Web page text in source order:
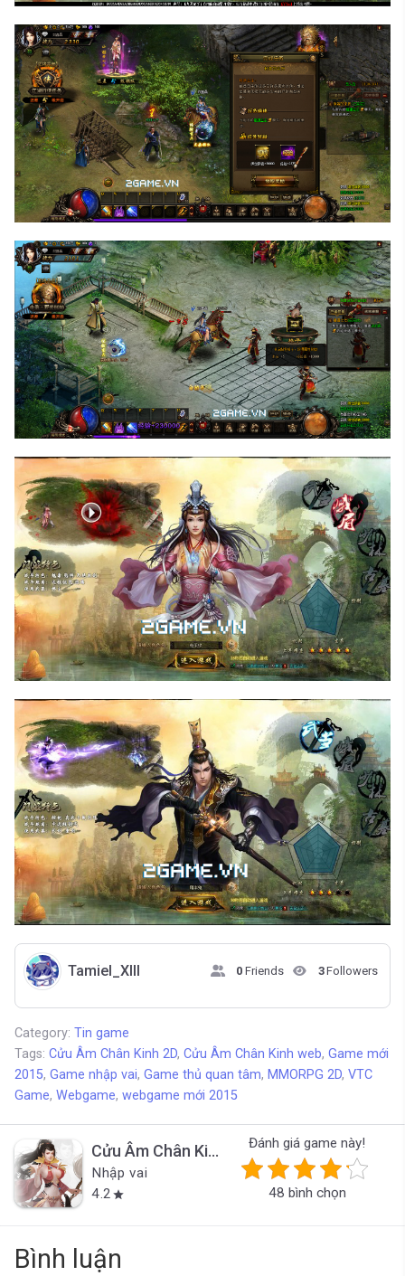
Tamiel_XIII 0 Friends 3Followers
Category: Tin game
Tags: Cửu Âm Chân Kinh 2D, Cửu Âm Chân Kinh web, Game mới
2015, Game nhập vai, Game thủ quan tâm, MMORPG 2D, VTC
Game, Webgame, webgame mới 2015
Cửu Âm Chân Kinh web *Đã đóng cửa*
Nhập vai
4.2 star
Đánh giá game này!
48 bình chọn
Bình luận